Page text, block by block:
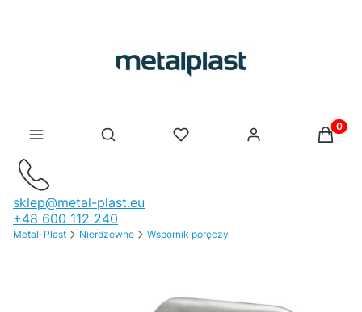
Otwórz wyszukiwarkę
sklep@metal-plast.eu
+48 600 112 240
Metal-Plast Nierdzewne Wspornik poręczy